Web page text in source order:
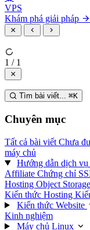
VPS
Khám phá giải pháp
1 / 1
Tìm bài viết... ⌘K
Chuyên mục
Tất cả bài viết Chưa
máy chủ
Hướng dẫn dịch vụ
Affiliate Chứng chỉ
Hosting Object Storage
Kiến thức Hosting
Kiến thức Website
Kinh nghiệm
Máy chủ Linux